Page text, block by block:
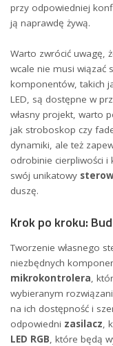
przy‍ odpowiedniej
ją naprawdę żywą.
Warto zwrócić uwagę,
⁣wcale nie musi wiązać
komponentów, takich
LED,⁣ są dostępne w
własny projekt,⁣ warto
⁤jak stroboskop czy
dynamiki, ale też
odrobinie cierpliwości
swój ‍unikatowy
duszę.
Krok po kroku:
Tworzenie własnego‌
⁢niezbędnych
mikrokontrolera,
‍wybieranym
na ich​ dostępność i
odpowiedni zasilacz,
LED RGB, które będą